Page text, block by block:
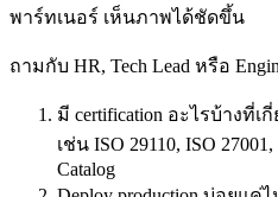
พาร์ทเนอร์ เห็นภาพได้ชัดขึ้น
ถามกับ HR, Tech Lead หรือ
มี certification อะไรบ้างที่เกี่
เช่น ISO 29110, ISO
Catalog